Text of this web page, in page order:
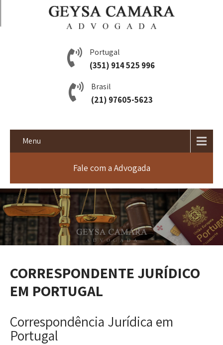
Portugal
(351) 914 525 996
Brasil
(21) 97605-5623
Menu
Fale com a Advogada
CORRESPONDENTE JURÍDICO
EM PORTUGAL
Correspondência Jurídica em
Portugal